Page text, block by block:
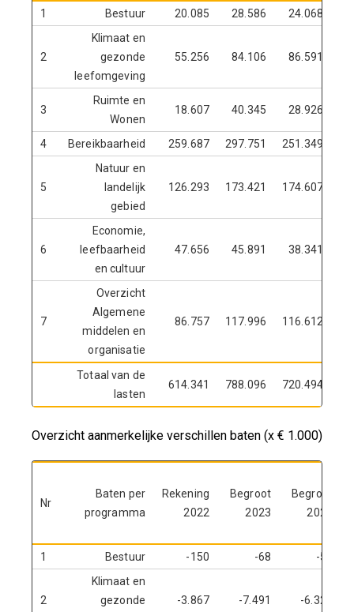
1 Bestuur 20.085 28.586 24.068
2
Klimaat en
gezonde
leefomgeving
55.256 84.106 86.591
3
Ruimte en
Wonen
18.607 40.345 28.926
4 Bereikbaarheid 259.687 297.751 251.349
5
Natuur en
landelijk
gebied
126.293 173.421 174.607
6
Economie,
leefbaarheid
en cultuur
47.656 45.891 38.341
7
Overzicht
Algemene
middelen en
organisatie
86.757 117.996 116.612
Totaal van de
lasten
614.341 788.096 720.494
Overzicht aanmerkelijke verschillen baten (x € 1.000)
Nr
Baten per
programma
Rekening
2022
Begroot
2023
Begroot
2024
1 Bestuur -150 -68 -59
2
Klimaat en
gezonde
-3.867 -7.491 -6.324